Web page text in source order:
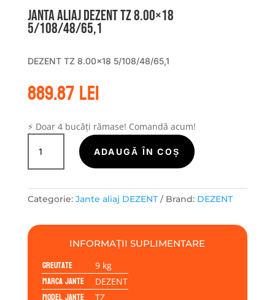
Janta aliaj DEZENT TZ 8.00×18
5/108/48/65,1
DEZENT TZ 8.00×18 5/108/48/65,1
889.87lei
⚡ Doar 4 bucăți rămase! Comandă acum!
Cantitate
Janta
aliaj
TZ
5/108/48/65,1
ADAUGĂ ÎN COȘ
Categorie: Jante aliaj DEZENT Brand: DEZENT
INFORMAȚII SUPLIMENTARE
Greutate 9 kg
Marca jante DEZENT
TZ